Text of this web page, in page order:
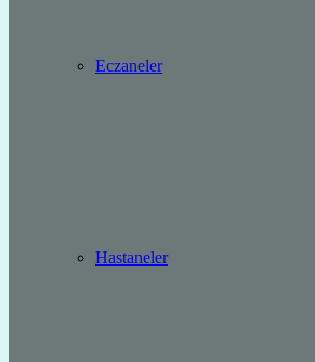
Eczaneler
Hastaneler